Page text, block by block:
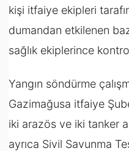
kişi itfaiye ekipleri
dumandan etkilenen
sağlık ekiplerince
Yangın söndürme
Gazimağusa itfaiye
iki arazös ve iki tanker
ayrıca Sivil Savunma